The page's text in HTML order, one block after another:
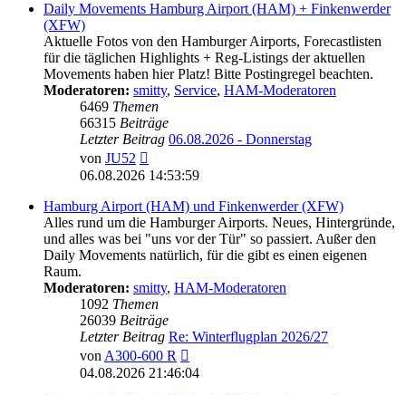
Daily Movements Hamburg Airport (HAM) + Finkenwerder
(XFW)
Aktuelle Fotos von den Hamburger Airports, Forecastlisten
für die täglichen Highlights + Reg-Listings der aktuellen
Movements haben hier Platz! Bitte Postingregel beachten.
Moderatoren: smitty, Service, HAM-Moderatoren
6469 Themen
66315 Beiträge
Letzter Beitrag 06.08.2026 - Donnerstag
von JU52
Beitrag
06.08.2026 14:53:59
Hamburg Airport (HAM) und Finkenwerder (XFW)
Alles rund um die Hamburger Airports. Neues, Hintergründe,
und alles was bei "uns vor der Tür" so passiert. Außer den
Daily Movements natürlich, für die gibt es einen eigenen
Raum.
Moderatoren: smitty, HAM-Moderatoren
1092 Themen
26039 Beiträge
Letzter Beitrag Re: Winterflugplan 2026/27
vonA300-600 R
Beitrag
04.08.2026 21:46:04